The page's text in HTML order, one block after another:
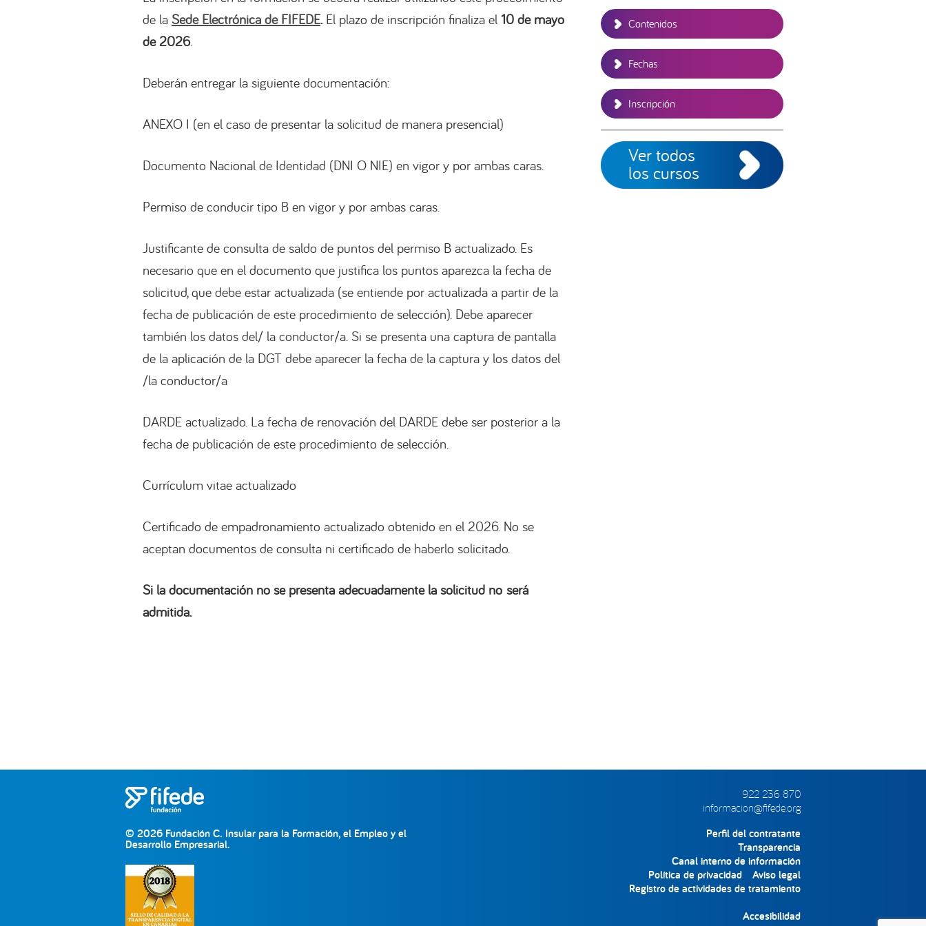
de la Sede Electrónica de FIFEDE.El plazo de inscripción finaliza el 10 de mayo
de 2026.
Deberán entregar la siguiente documentación:
ANEXO I (en el caso de presentar la solicitud de manera presencial)
Documento Nacional de Identidad (DNI O NIE) en vigor y por ambas caras.
Permiso de conducir tipo B en vigor y por ambas caras.
Justificante de consulta de saldo de puntos del permiso B actualizado. Es
necesario que en el documento que justifica los puntos aparezca la fecha de
solicitud, que debe estar actualizada (se entiende por actualizada a partir de la
fecha de publicación de este procedimiento de selección). Debe aparecer
también los datos del/ la conductor/a. Si se presenta una captura de pantalla
de la aplicación de la DGT debe aparecer la fecha de la captura y los datos del
/la conductor/a
DARDE actualizado. La fecha de renovación del DARDE debe ser posterior a la
fecha de publicación de este procedimiento de selección.
Currículum vitae actualizado
Certificado de empadronamiento actualizado obtenido en el 2026. No se
aceptan documentos de consulta ni certificado de haberlo solicitado.
Si la documentación no se presenta adecuadamente la solicitud no será
admitida.
Contenidos
Fechas
Inscripción
Ver todos
los cursos
© 2026 Fundación C. Insular para la Formación, el Empleo y el
Desarrollo Empresarial.
922 236 870
informacion@fifede.org
Perfil del contratante
Transparencia
Canal interno de información
Aviso legal
Política de privacidad
Registro de actividades de tratamiento
Accesibilidad